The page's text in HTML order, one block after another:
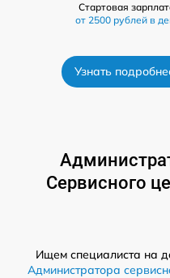
Стартовая
от 2500 рублей в
Узнать
Сервисного
Ищем специалиста на
Администратора